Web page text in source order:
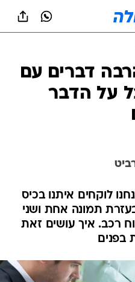
דברים עם
על הדבר
לוקחים איתנו בכיס
תמונה אחת ושני
רכב. איך עושים זאת
בפנים